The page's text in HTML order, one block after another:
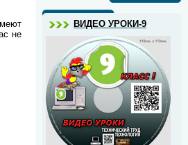
не
ВИДЕО УРОКИ-9